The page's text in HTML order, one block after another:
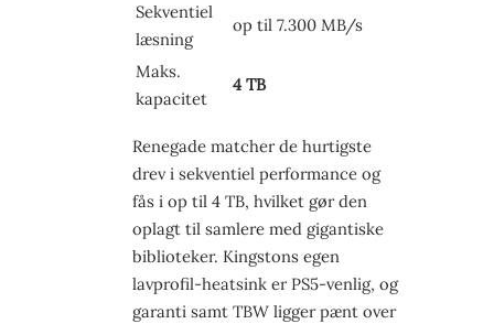
Sekventiel
læsning
op til 7.300 MB/s
Maks.
kapacitet
4 TB
Renegade matcher de hurtigste
drev i sekventiel performance og
fås i op til 4 TB, hvilket gør den
oplagt til samlere med gigantiske
biblioteker. Kingstons egen
lavprofil-heatsink er PS5-venlig, og
garanti samt TBW ligger pænt over